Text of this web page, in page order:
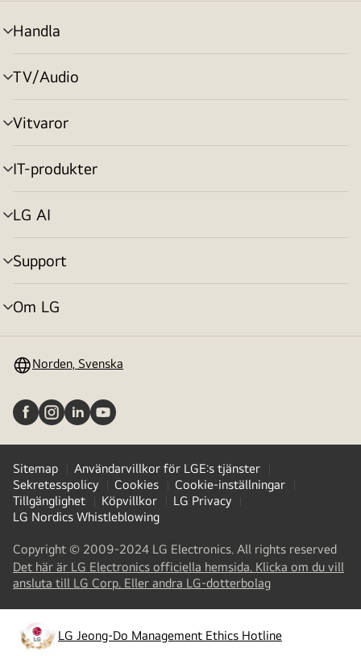
Handla
menyväxling
TV/Audio
menyväxling
Vitvaror
menyväxling
IT-produkter
menyväxling
LG AI
menyväxling
Support
menyväxling
Om LG
menyväxling
Norden, Svenska
Sitemap
Användarvillkor för LGE:s tjänster
Sekretesspolicy
Cookies
Cookie-inställningar
Tillgänglighet
Köpvillkor
LG Privacy
LG Nordics Whistleblowing
Copyright © 2009-2024 LG Electronics. All rights reserved
Det här är LG Electronics officiella hemsida. Klicka om du vill
ansluta till LG Corp. Eller andra LG-dotterbolag(
a
new
tab
LG Jeong-Do Management Ethics Hotline
opens